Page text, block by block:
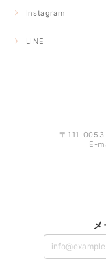
Instagram
LINE
〒111-0053
E-